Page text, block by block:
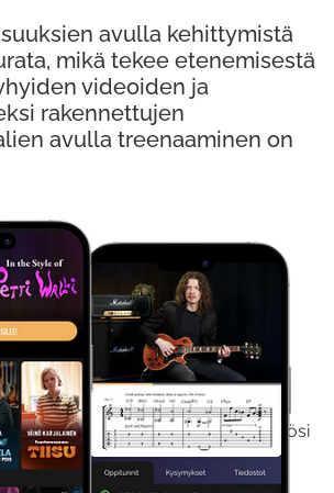
Kokeile Ilmaiseksi
saat koko sisältömme käyttöösi
viikon ajaksi.
avulla kehittymistä
mikä tekee etenemisestä
videoiden ja
rakennettujen
avulla treenaaminen on